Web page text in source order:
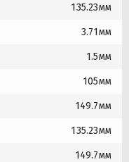
135.23мм
3.71мм
1.5мм
105мм
149.7мм
135.23мм
149.7мм